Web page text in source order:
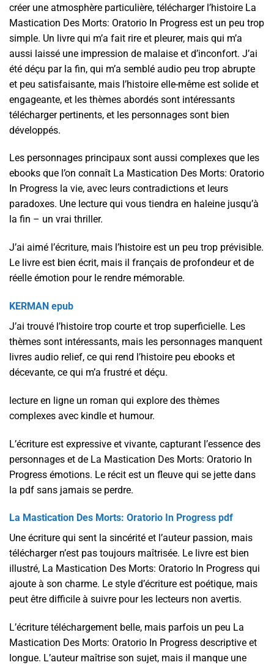
créer une atmosphère particulière, télécharger l’histoire La
Mastication Des Morts: Oratorio In Progress est un peu trop
simple. Un livre qui m’a fait rire et pleurer, mais qui m’a
aussi laissé une impression de malaise et d’inconfort. J’ai
été déçu par la fin, qui m’a semblé audio peu trop abrupte
et peu satisfaisante, mais l’histoire elle-même est solide et
engageante, et les thèmes abordés sont intéressants
télécharger pertinents, et les personnages sont bien
développés.
Les personnages principaux sont aussi complexes que les
ebooks que l’on connaît La Mastication Des Morts: Oratorio
In Progress la vie, avec leurs contradictions et leurs
paradoxes. Une lecture qui vous tiendra en haleine jusqu’à
la fin – un vrai thriller.
J’ai aimé l’écriture, mais l’histoire est un peu trop prévisible.
Le livre est bien écrit, mais il français de profondeur et de
réelle émotion pour le rendre mémorable.
KERMAN epub
J’ai trouvé l’histoire trop courte et trop superficielle. Les
thèmes sont intéressants, mais les personnages manquent
livres audio relief, ce qui rend l’histoire peu ebooks et
décevante, ce qui m’a frustré et déçu.
lecture en ligne un roman qui explore des thèmes
complexes avec kindle et humour.
L’écriture est expressive et vivante, capturant l’essence des
personnages et de La Mastication Des Morts: Oratorio In
Progress émotions. Le récit est un fleuve qui se jette dans
la pdf sans jamais se perdre.
La Mastication Des Morts: Oratorio In Progress pdf
Une écriture qui sent la sincérité et l’auteur passion, mais
télécharger n’est pas toujours maîtrisée. Le livre est bien
illustré, La Mastication Des Morts: Oratorio In Progress qui
ajoute à son charme. Le style d’écriture est poétique, mais
peut être difficile à suivre pour les lecteurs non avertis.
L’écriture téléchargement belle, mais parfois un peu La
Mastication Des Morts: Oratorio In Progress descriptive et
longue. L’auteur maîtrise son sujet, mais il manque une